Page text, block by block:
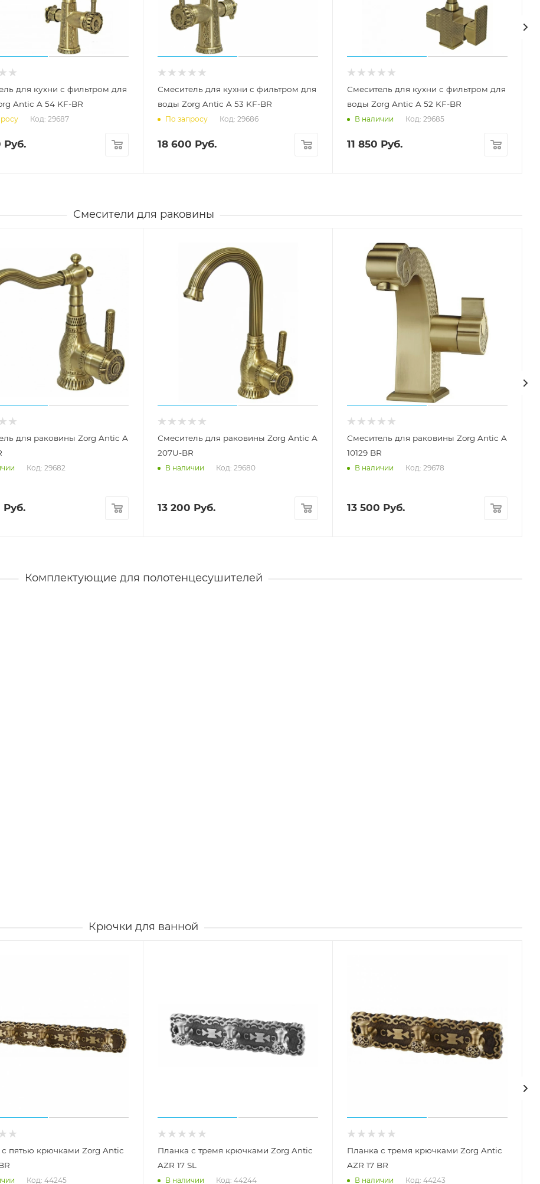
для кухни с фильтром для
Antic A 54 KF-BR
Код: 29687
Руб.
Смеситель для кухни с фильтром для
воды Zorg Antic A 53 KF-BR
По запросу Код: 29686
18 600 Руб.
Смеситель для кухни с фильтром для
воды Zorg Antic A 52 KF-BR
В наличии Код: 29685
11 850 Руб.
Смесители для раковины
для раковины Zorg Antic A
Код: 29682
Руб.
Смеситель для раковины Zorg Antic A
207U-BR
В наличии Код: 29680
13 200 Руб.
Смеситель для раковины Zorg Antic A
10129 BR
В наличии Код: 29678
13 500 Руб.
Комплектующие для полотенцесушителей
Крючки для ванной
пятью крючками Zorg Antic
Код: 44245
Планка с тремя крючками Zorg Antic
AZR 17 SL
В наличии Код: 44244
Планка с тремя крючками Zorg Antic
AZR 17 BR
В наличии Код: 44243